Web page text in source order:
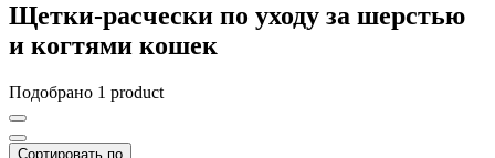
Щетки-расчески по уходу за шерстью
и когтями кошек
Подобрано 1 product
Сортировать по